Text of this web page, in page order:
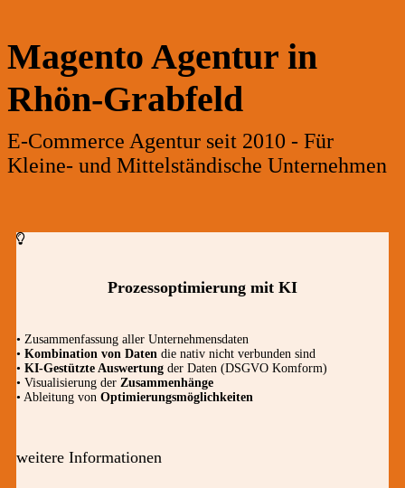
Magento Agentur in
Rhön-Grabfeld
E-Commerce Agentur seit 2010 - Für
Kleine- und Mittelständische Unternehmen
Prozessoptimierung mit KI
• Zusammenfassung aller Unternehmensdaten
• Kombination von Daten die nativ nicht verbunden sind
• KI-Gestützte Auswertung der Daten (DSGVO Komform)
• Visualisierung der Zusammenhänge
• Ableitung von Optimierungsmöglichkeiten
weitere Informationen